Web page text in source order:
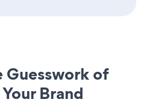
Guesswork of
Brand